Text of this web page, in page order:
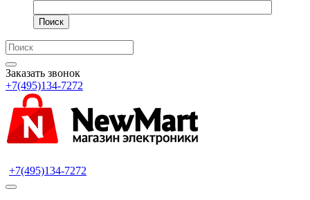
Поиск
Заказать звонок
+7(495)134-7272
+7(495)134-7272